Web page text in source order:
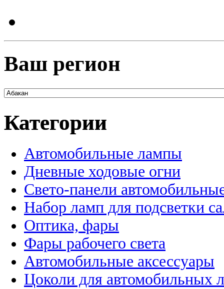
Ваш регион
Категории
Автомобильные лампы
Дневные ходовые огни
Свето-панели
Набор ламп для подсветки
Оптика, фары
Фары рабочего света
Автомобильные аксессуары
Цоколи для автомобильных